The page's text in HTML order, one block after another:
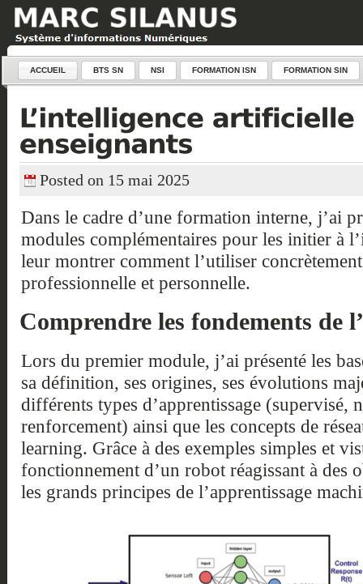
ACCUEIL BTS SN NSI FORMATION ISN FORMATION SIN
Posted on 15 mai 2025
Dans le cadre d’une formation interne, j’ai
modules complémentaires pour les initier à
leur montrer comment l’utiliser
professionnelle et personnelle.
Comprendre les fondements de
Lors du premier module, j’ai présenté les
sa définition, ses origines, ses évolutions
différents types d’apprentissage (supervisé,
renforcement) ainsi que les concepts de
learning. Grâce à des exemples simples et
fonctionnement d’un robot réagissant à des
les grands principes de l’apprentissage